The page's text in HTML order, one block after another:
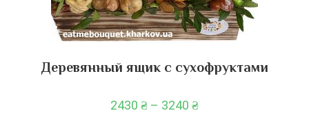
Деревянный ящик с сухофруктами
2430 ₴ – 3240 ₴